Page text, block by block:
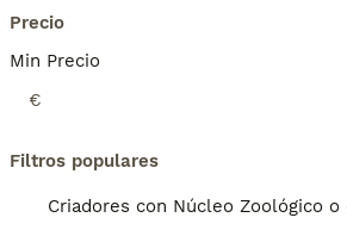
Precio
Min Precio
€
Filtros populares
Criadores con Núcleo Zoológico